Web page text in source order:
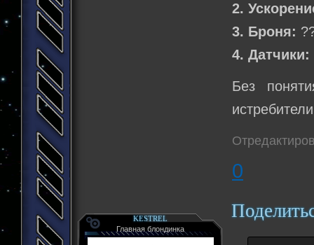
2.
3. Броня:
4. Датчики:
Без
0
KESTREL
Главная блондинка